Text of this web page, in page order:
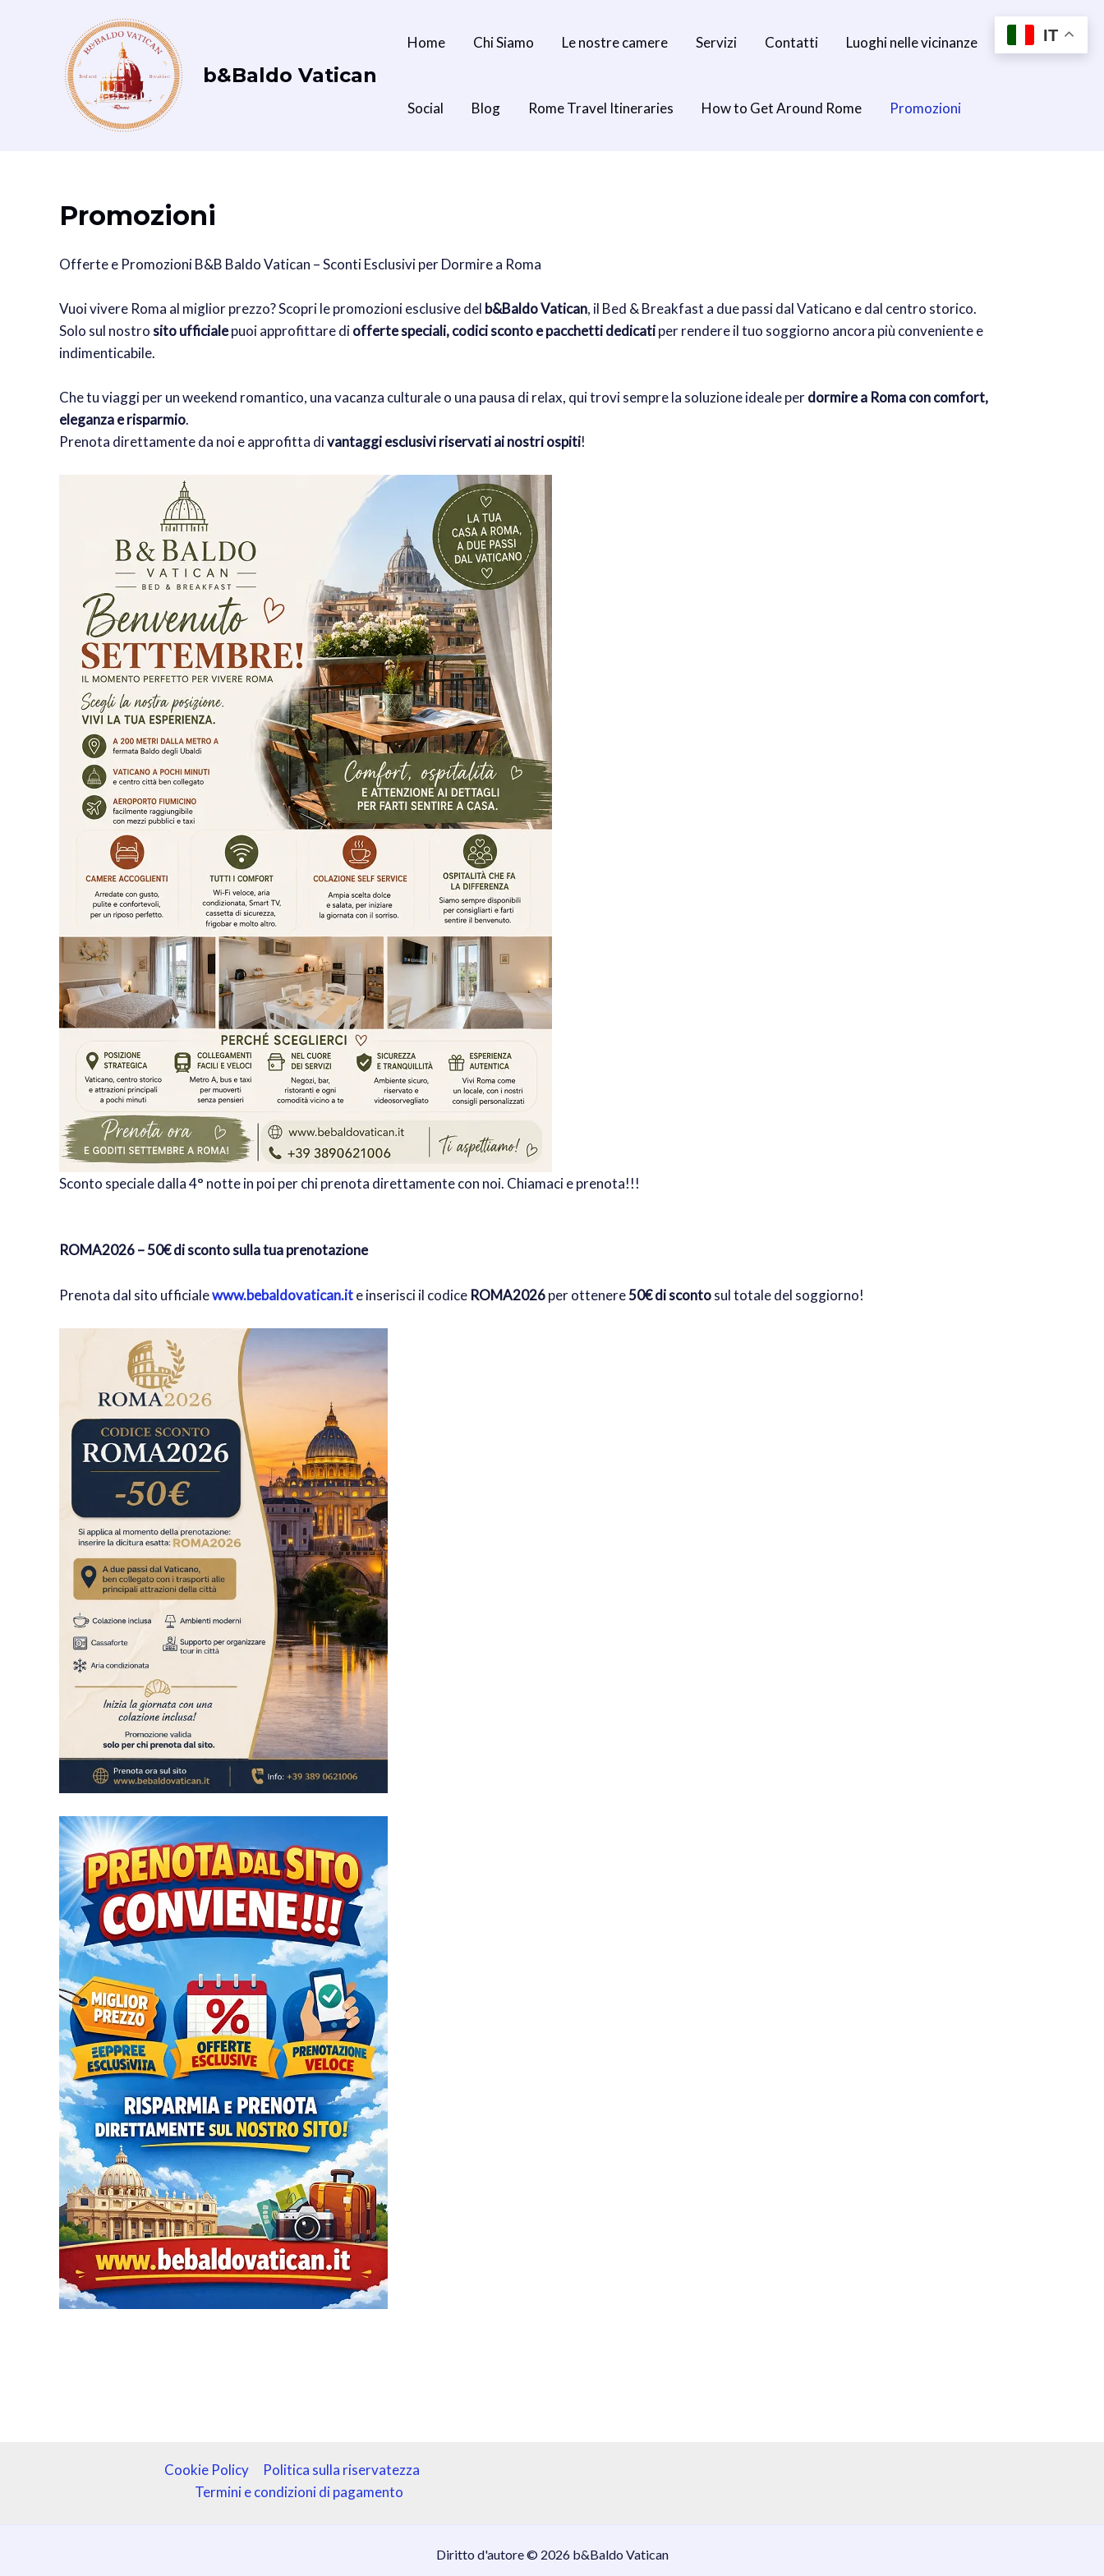
b&Baldo Vatican
Home Chi Siamo Le nostre camere Servizi Contatti Luoghi nelle vicinanze
Social Blog Rome Travel Itineraries How to Get Around Rome Promozioni
Promozioni
Offerte e Promozioni B&B Baldo Vatican – Sconti Esclusivi per Dormire a Roma
Vuoi vivere Roma al miglior prezzo? Scopri le promozioni esclusive del b&Baldo Vatican, il Bed & Breakfast a due passi dal Vaticano e dal centro storico.
Solo sul nostrosito ufficialepuoi approfittare diofferte speciali, codici sconto e pacchetti dedicatiper rendere il tuo soggiorno ancora più conveniente e
indimenticabile.
Che tu viaggi per un weekend romantico, una vacanza culturale o una pausa di relax, qui trovi sempre la soluzione ideale perdormire a Roma con comfort,
eleganza e risparmio.
Prenota direttamente da noi e approfitta divantaggi esclusivi riservati ai nostri ospiti!
Sconto speciale dalla 4° notte in poi per chi prenota direttamente con noi. Chiamaci e prenota!!!
ROMA2026 – 50€ di sconto sulla tua prenotazione
Prenota dal sito ufficialewww.bebaldovatican.ite inserisci il codice ROMA2026per ottenere50€ di scontosul totale del soggiorno!
Cookie Policy
Politica sulla riservatezza
Termini e condizioni di pagamento
Diritto d'autore © 2026 b&Baldo Vatican
IT